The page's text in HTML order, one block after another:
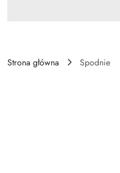
Strona główna
Spodnie